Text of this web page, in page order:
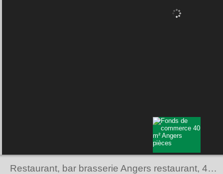
Restaurant, bar brasserie Angers restaurant, 40 m²